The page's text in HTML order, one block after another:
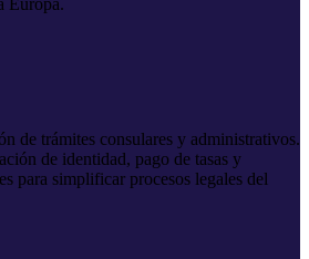
Europa.
de trámites consulares y administrativos.
de identidad, pago de tasas y
para simplificar procesos legales del